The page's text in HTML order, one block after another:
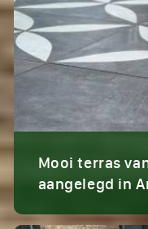
Mooi terras
aangelegd in